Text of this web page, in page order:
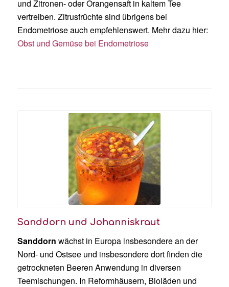
und Zitronen- oder Orangensaft in kaltem Tee
vertreiben. Zitrusfrüchte sind übrigens bei
Endometriose auch empfehlenswert. Mehr dazu hier:
Obst und Gemüse bei Endometriose
Sanddorn und Johanniskraut
Sanddorn wächst in Europa insbesondere an der
Nord- und Ostsee und insbesondere dort finden die
getrockneten Beeren Anwendung in diversen
Teemischungen. In Reformhäusern, Bioläden und